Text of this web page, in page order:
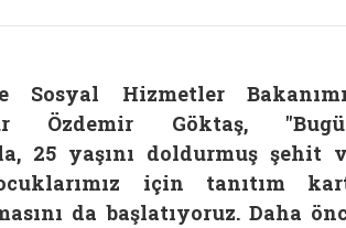
Sosyal Hizmetler
Özdemir Göktaş,
25 yaşını doldurmuş şehit
için tanıtım
da başlatıyoruz. Daha